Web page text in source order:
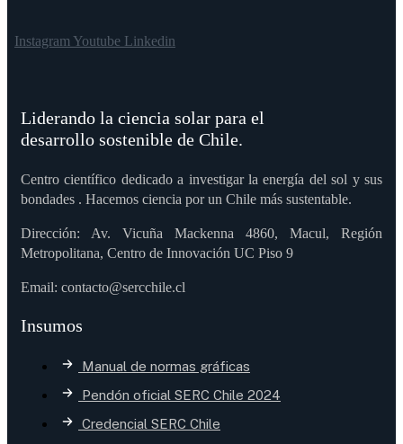
InstagramYoutube Linkedin
Liderando la ciencia solar para el
desarrollo sostenible de Chile.
Centro científico dedicado a investigar la energía del sol y sus
bondades . Hacemos ciencia por un Chile más sustentable.
Dirección: Av. Vicuña Mackenna 4860, Macul, Región
Metropolitana, Centro de Innovación UC Piso 9
Email: contacto@sercchile.cl
Insumos
Manual de normas gráficas
Pendón oficial SERC Chile 2024
Credencial SERC Chile